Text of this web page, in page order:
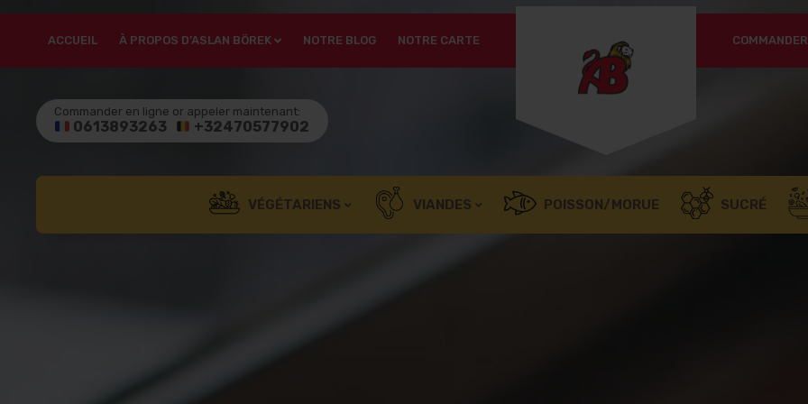
ACCUEIL À PROPOS D’ASLAN BÖREK NOTRE BLOG NOTRE CARTE
Commander en ligne or appeler maintenant:
0613893263 +32470577902
MOT DE PASSE
SE SOUVENIR DE MOI
Mot de passe perdu ?
VÉGÉTARIENS VIANDES POISSON/MORUE SUCRÉ